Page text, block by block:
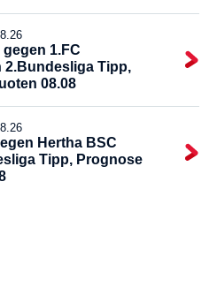
1.FC
2.Bundesliga Tipp,
08.08
Hertha BSC
Tipp, Prognose